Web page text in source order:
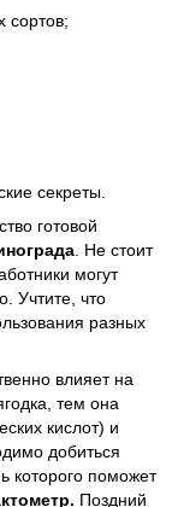
сортов;
секреты.
готовой
. Не стоит
могут
Учтите, что
разных
влияет на
тем она
кислот) и
добиться
которого поможет
Поздний